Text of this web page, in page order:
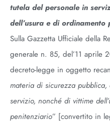
tutela del personale in
dell’usura e di ordinamento
Sulla Gazzetta Ufficiale della
generale n. 85, del’11 aprile
decreto-legge in oggetto
materia di sicurezza
servizio, nonché di vittime
penitenziario” [convertito in